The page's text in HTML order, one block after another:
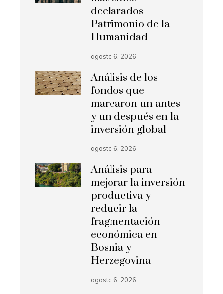
declarados
Patrimonio de la
Humanidad
agosto 6, 2026
Análisis de los
fondos que
marcaron un antes
y un después en la
inversión global
agosto 6, 2026
Análisis para
mejorar la inversión
productiva y
reducir la
fragmentación
económica en
Bosnia y
Herzegovina
agosto 6, 2026